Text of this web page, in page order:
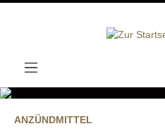
ANZÜNDMITTEL